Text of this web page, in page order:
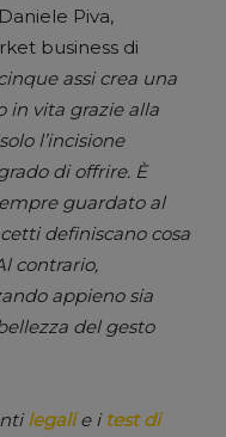
Piva,
business di
assi crea una
in vita grazie alla
l’incisione
di offrire. È
guardato al
definiscano cosa
contrario,
appieno sia
del gesto
legali e i test di